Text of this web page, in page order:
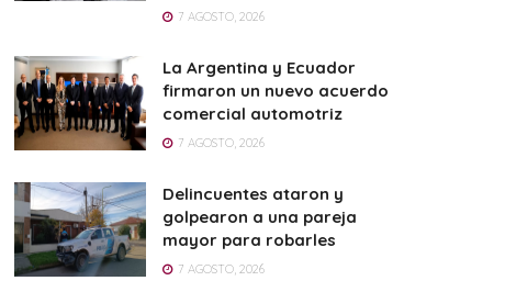
7 AGOSTO, 2026
La Argentina y Ecuador
firmaron un nuevo acuerdo
comercial automotriz
7 AGOSTO, 2026
Delincuentes ataron y
golpearon a una pareja
mayor para robarles
7 AGOSTO, 2026